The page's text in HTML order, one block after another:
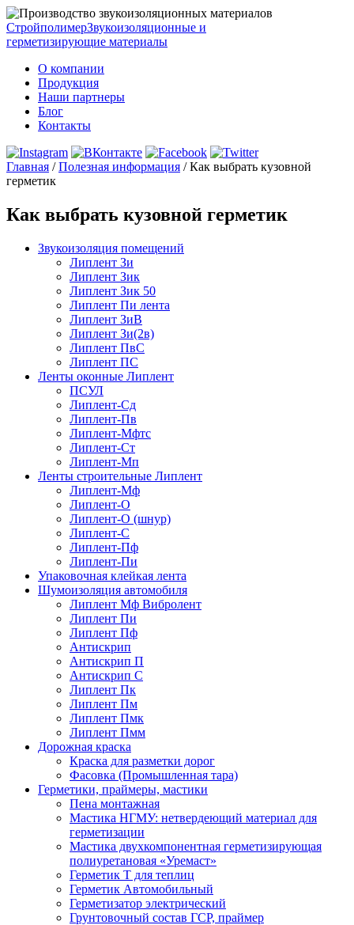
СтройполимерЗвукоизоляционные и
герметизирующие материалы
О компании
Продукция
Наши партнеры
Блог
Контакты
Главная /Полезная информация /Как выбрать кузовной
герметик
Как выбрать кузовной герметик
Звукоизоляция помещений
Липлент Зи
Липлент Зик
Липлент Зик 50
Липлент Пи лента
Липлент ЗиВ
Липлент Зи(2в)
Липлент ПвC
Липлент ПС
Ленты оконные Липлент
ПСУЛ
Липлент-Сд
Липлент-Пв
Липлент-Мфтс
Липлент-Ст
Липлент-Мп
Ленты строительные Липлент
Липлент-Мф
Липлент-О
Липлент-О (шнур)
Липлент-С
Липлент-Пф
Липлент-Пи
Упаковочная клейкая лента
Шумоизоляция автомобиля
Липлент Мф Вибролент
Липлент Пи
Липлент Пф
Антискрип
Антискрип П
Антискрип С
Липлент Пк
Липлент Пм
Липлент Пмк
Липлент Пмм
Дорожная краска
Краска для разметки дорог
Фасовка (Промышленная тара)
Герметики, праймеры, мастики
Пена монтажная
Мастика НГМУ: нетвердеющий материал для
герметизации
Мастика двухкомпонентная герметизирующая
полиуретановая «Уремаст»
Герметик Т для теплиц
Герметик Автомобильный
Герметизатор электрический
Грунтовочный состав ГСР, праймер